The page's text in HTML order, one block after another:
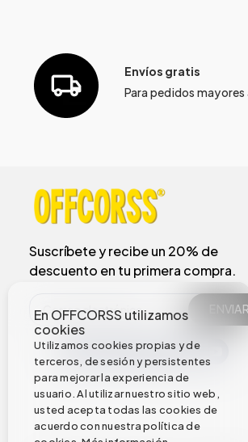
En OFFCORSS utilizamos
cookies
Utilizamos cookies propias y de
terceros, de sesión y persistentes
para mejorar la experiencia de
usuario. Al utilizar nuestro sitio web,
usted acepta todas las cookies de
acuerdo con nuestra política de
Envíos gratis
Para pedidos
Suscríbete y recibe un 20% de
descuento en tu primera compra.
ENVIAR